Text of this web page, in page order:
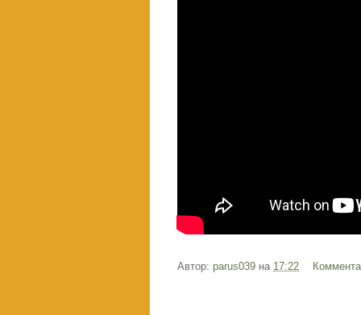
Автор: parus039 на 17:22